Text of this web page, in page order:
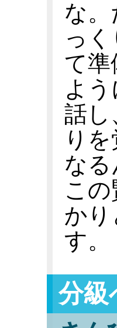
な
っ
て準
よ
話し
り
な
こ
か
す。
分級